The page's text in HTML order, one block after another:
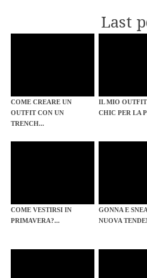
Last
COME CREARE UN
OUTFIT CON UN
TRENCH...
IL MIO OUTFIT
CHIC PER LA
COME VESTIRSI IN
PRIMAVERA?...
GONNA E
NUOVA